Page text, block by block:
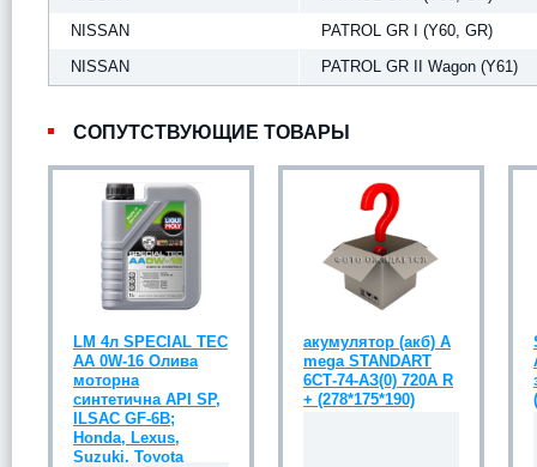
NISSAN
PATROL GR I (Y60, GR)
NISSAN
PATROL GR II Wagon (Y61)
СОПУТСТВУЮЩИЕ ТОВАРЫ
LM 4л SPECIAL TEC
АА 0W-16 Олива
моторна
синтетична API SP,
ILSAC GF-6B;
Honda, Lexus,
Suzuki, Toyota
акумулятор (акб) A
mega STANDART
6СТ-74-АЗ(0) 720A R
+ (278*175*190)